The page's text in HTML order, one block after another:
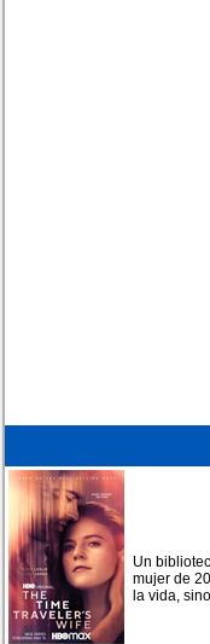
Un
mujer de
la vida,